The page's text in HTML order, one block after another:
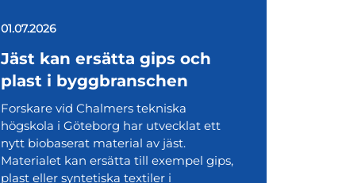
01.07.2026
Jäst kan ersätta gips och
plast i byggbranschen
Forskare vid Chalmers tekniska
högskola i Göteborg har utvecklat ett
nytt biobaserat material av jäst.
Materialet kan ersätta till exempel gips,
plast eller syntetiska textiler i